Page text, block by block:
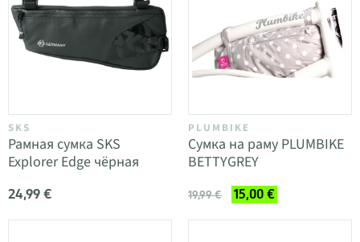
SKS
Рамная сумка SKS
Explorer Edge чёрная
24,99 €
PLUMBIKE
Сумка на раму PLUMBIKE
BETTYGREY
19,99 € 15,00 €